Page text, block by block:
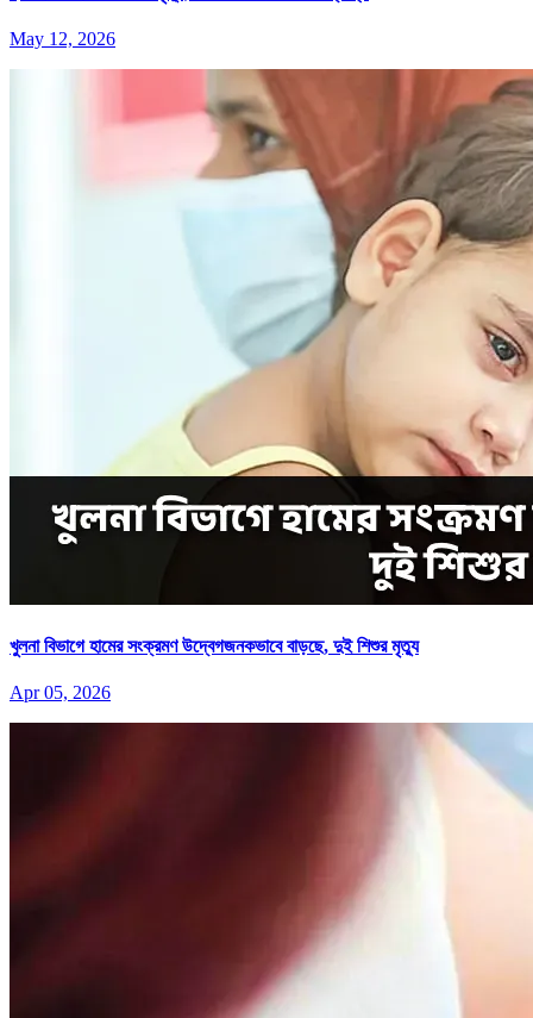
May 12, 2026
খুলনা বিভাগে হামের সংক্রমণ উদ্বেগজনকভাবে বাড়ছে, দুই শিশুর মৃত্যু
Apr 05, 2026